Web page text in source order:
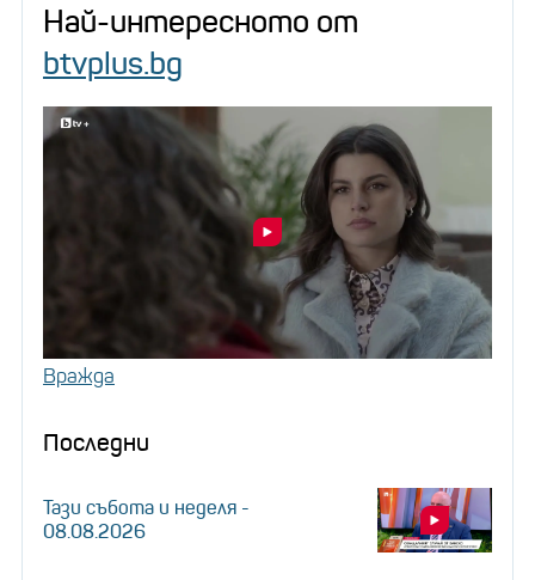
Най-интересното от
btvplus.bg
Вражда
Последни
Тази събота и неделя -
08.08.2026